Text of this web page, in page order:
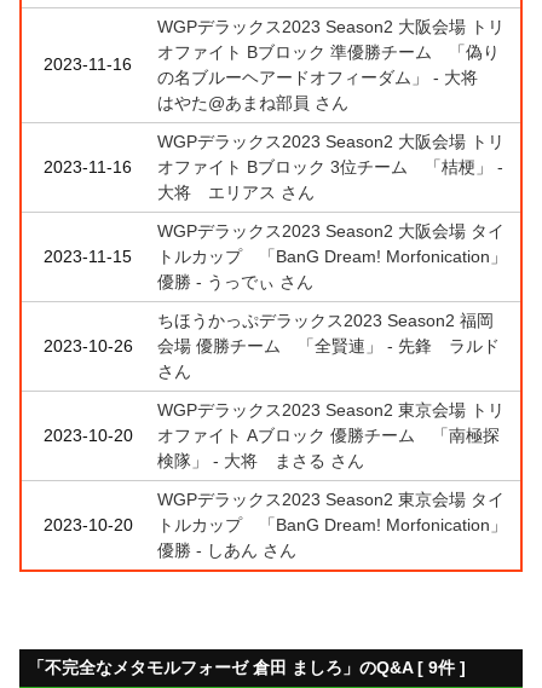
2023-11-16
WGPデラックス2023 Season2 大阪会場 トリ
オファイト Bブロック 準優勝チーム 「偽り
の名ブルーヘアードオフィーダム」 - 大将
はやた@あまね部員 さん
2023-11-16
WGPデラックス2023 Season2 大阪会場 トリ
オファイト Bブロック 3位チーム 「桔梗」 -
大将 エリアス さん
2023-11-15
WGPデラックス2023 Season2 大阪会場 タイ
トルカップ 「BanG Dream! Morfonication」
優勝 - うっでぃ さん
2023-10-26
ちほうかっぷデラックス2023 Season2 福岡
会場 優勝チーム 「全賢連」 - 先鋒 ラルド
さん
2023-10-20
WGPデラックス2023 Season2 東京会場 トリ
オファイト Aブロック 優勝チーム 「南極探
検隊」 - 大将 まさる さん
2023-10-20
WGPデラックス2023 Season2 東京会場 タイ
トルカップ 「BanG Dream! Morfonication」
優勝 - しあん さん
「不完全なメタモルフォーゼ 倉田 ましろ」のQ&A [ 9件 ]